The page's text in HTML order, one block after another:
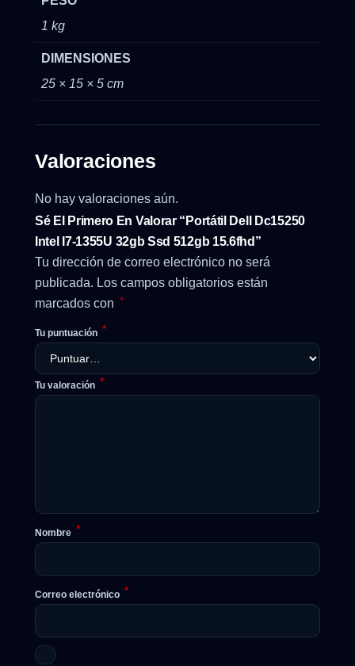
1 kg
DIMENSIONES
25 × 15 × 5 cm
Valoraciones
No hay valoraciones aún.
Sé El Primero En Valorar “Portátil Dell Dc15250
Intel I7-1355U 32gb Ssd 512gb 15.6fhd”
Tu dirección de correo electrónico no será
publicada. Los campos obligatorios están
marcados con *
Tu puntuación *
Tu valoración *
Nombre *
Correo electrónico *